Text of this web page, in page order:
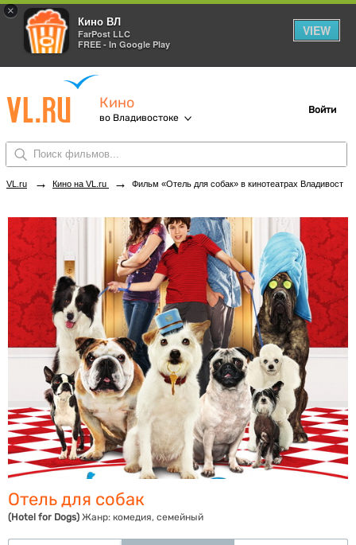
×
Кино ВЛ
FarPost LLC
FREE - In Google Play
VIEW
Кино
во Владивостоке
Войти
VL.ru → Кино на VL.ru → Фильм «Отель для собак» в кинотеатрах Владивостока. Купить билеты!
Отель для собак
(Hotel for Dogs) Жанр: комедия, семейный